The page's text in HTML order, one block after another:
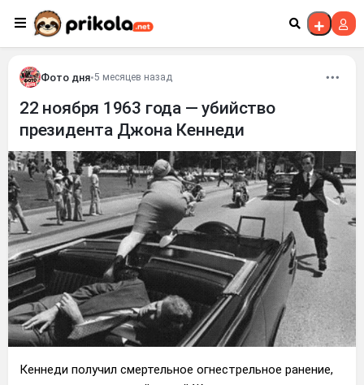
Перейти к контенту
Фото дня•5 месяцев назад
22 ноября 1963 года — убийство
президента Джона Кеннеди
Кеннеди получил смертельное огнестрельное ранение,